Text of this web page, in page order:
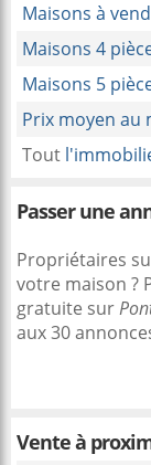
Maisons à
Maisons 4
Maisons 5
Prix moyen au
Tout
Passer une
Propriétaires
votre maison ?
gratuite sur
aux 30
Vente à